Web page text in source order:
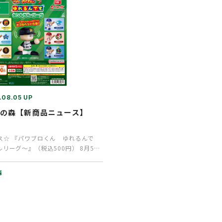
UP
森【新商品ニュース】
☆ 『パワブロくん ゆれるんで
リーグ～』（税込500円） 8月5日